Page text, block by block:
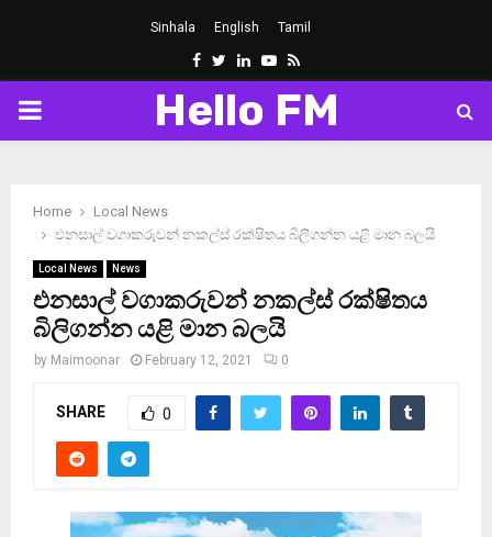
Sinhala English Tamil
Facebook
Twitter
LinkedinYoutube
Rss
PRIMARY
Hello FM
Home
Local News
එනසාල් වගාකරුවන් නකල්ස් රක්ෂිතය බිලිගන්න යළි මාන බලයි
Local News News
එනසාල් වගාකරුවන් නකල්ස් රක්ෂිතය
බිලිගන්න යළි මාන බලයි
by Maimoonar February 12, 2021 0
SHARE 0